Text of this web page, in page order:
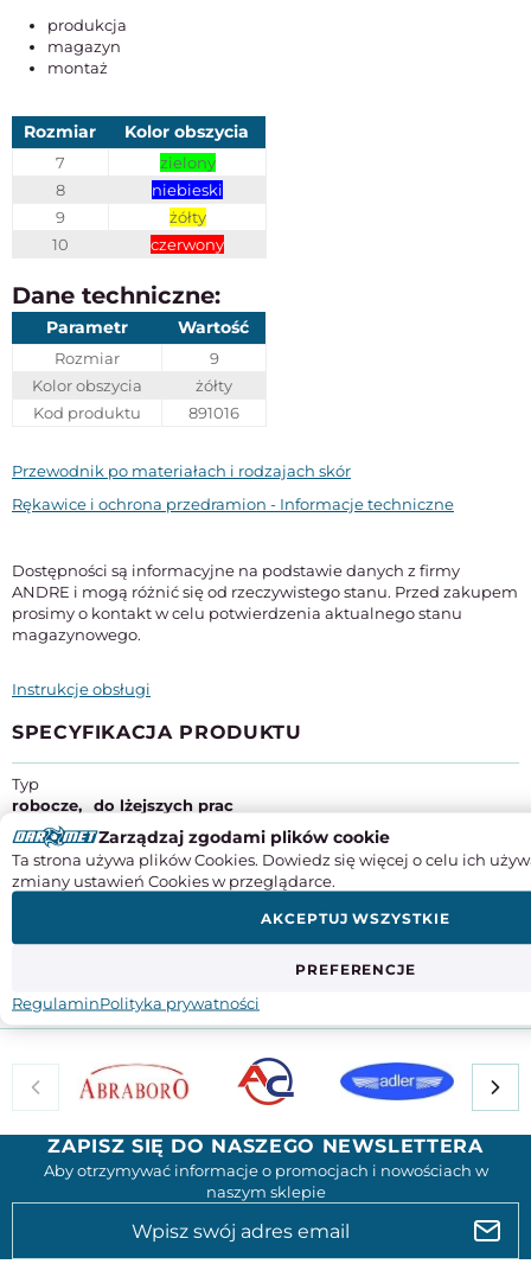
produkcja
magazyn
montaż
Rozmiar Kolor obszycia
7
zielony
8
niebieski
9
żółty
10
czerwony
Dane techniczne:
Parametr Wartość
Rozmiar
9
Kolor obszycia
żółty
Kod produktu
891016
Przewodnik po materiałach i rodzajach skór
Rękawice i ochrona przedramion - Informacje techniczne
Dostępności są informacyjne na podstawie danych z firmy
ANDRE i mogą różnić się od rzeczywistego stanu. Przed zakupem
prosimy o kontakt w celu potwierdzenia aktualnego stanu
magazynowego.
Instrukcje obsługi
SPECYFIKACJA PRODUKTU
Typ
robocze
do lżejszych prac
Rozmiar
9
ZAPISZ SIĘ DO NASZEGO NEWSLETTERA
Aby otrzymywać informacje o promocjach i nowościach w
naszym sklepie
Zarządzaj zgodami plików cookie
Ta strona używa plików Cookies. Dowiedz się więcej o celu ich
zmiany ustawień Cookies w przeglądarce.
PREFERENCJE
AKCEPTUJ WSZYSTKIE
RegulaminPolityka prywatności